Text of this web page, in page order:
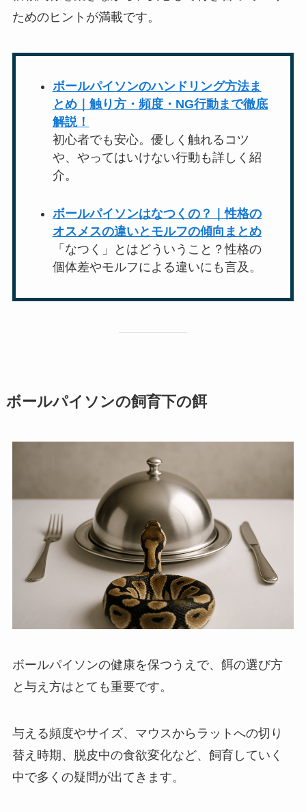
ためのヒントが満載です。
ボールパイソンのハンドリング方法ま
とめ｜触り方・頻度・NG行動まで徹底
解説！
初心者でも安心。優しく触れるコツ
や、やってはいけない行動も詳しく紹
介。
ボールパイソンはなつくの？｜性格の
オスメスの違いとモルフの傾向まとめ
「なつく」とはどういうこと？性格の
個体差やモルフによる違いにも言及。
ボールパイソンの飼育下の餌
ボールパイソンの健康を保つうえで、餌の選び方
と与え方はとても重要です。
与える頻度やサイズ、マウスからラットへの切り
替え時期、脱皮中の食欲変化など、飼育していく
中で多くの疑問が出てきます。